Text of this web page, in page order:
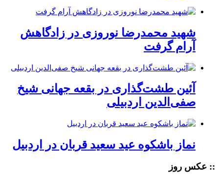
شهید محمدرضا نوروزی در زادگاهش
آرام گرفت
آئین طشت‌گذاری در بقعه جهانی شیخ
صفی‌الدین اردبیلی
نماز باشکوه عید سعید قربان در اردبیل
:: عکس روز